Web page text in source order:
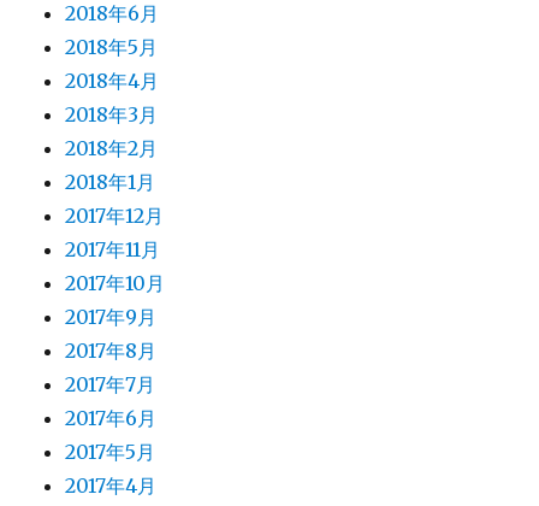
2018年6月
2018年5月
2018年4月
2018年3月
2018年2月
2018年1月
2017年12月
2017年11月
2017年10月
2017年9月
2017年8月
2017年7月
2017年6月
2017年5月
2017年4月